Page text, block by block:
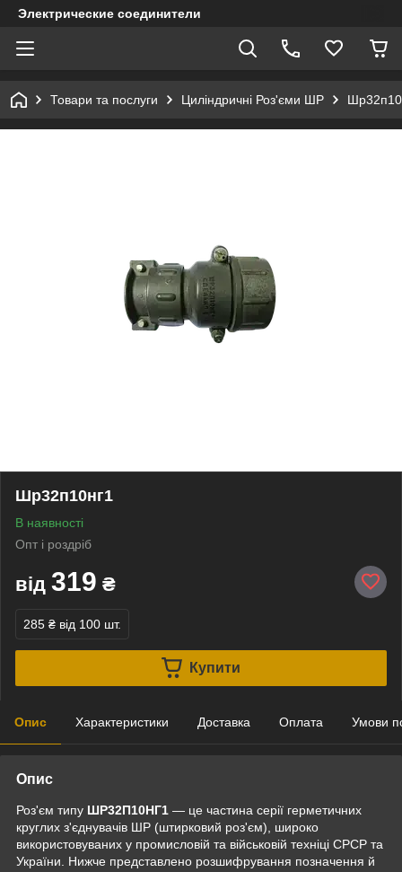
Электрические соединители
Товари та послуги Циліндричні Роз'єми ШР
Шр32п10нг1
В наявності
Опт і роздріб
від 319 ₴
285 ₴ від 100 шт.
Купити
Опис Характеристики Доставка Оплата Умови
Опис
Роз'єм типу ШР32П10НГ1 — це частина серії герметичних
круглих з'єднувачів ШР (штирковий роз'єм), широко
використовуваних у промисловій та військовій техніці СРСР та
України. Нижче представлено розшифрування позначення й